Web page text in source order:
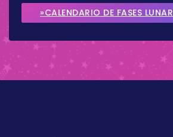
SEPTIEMBRE 2026
»CALENDARIO DE FASES